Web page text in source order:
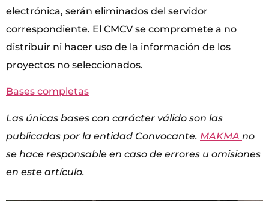
electrónica, serán eliminados del servidor
correspondiente. El CMCV se compromete a no
distribuir ni hacer uso de la información de los
proyectos no seleccionados.
Bases completas
Las únicas bases con carácter válido son las
publicadas por la entidad Convocante. MAKMA no
se hace responsable en caso de errores u omisiones
en este artículo.